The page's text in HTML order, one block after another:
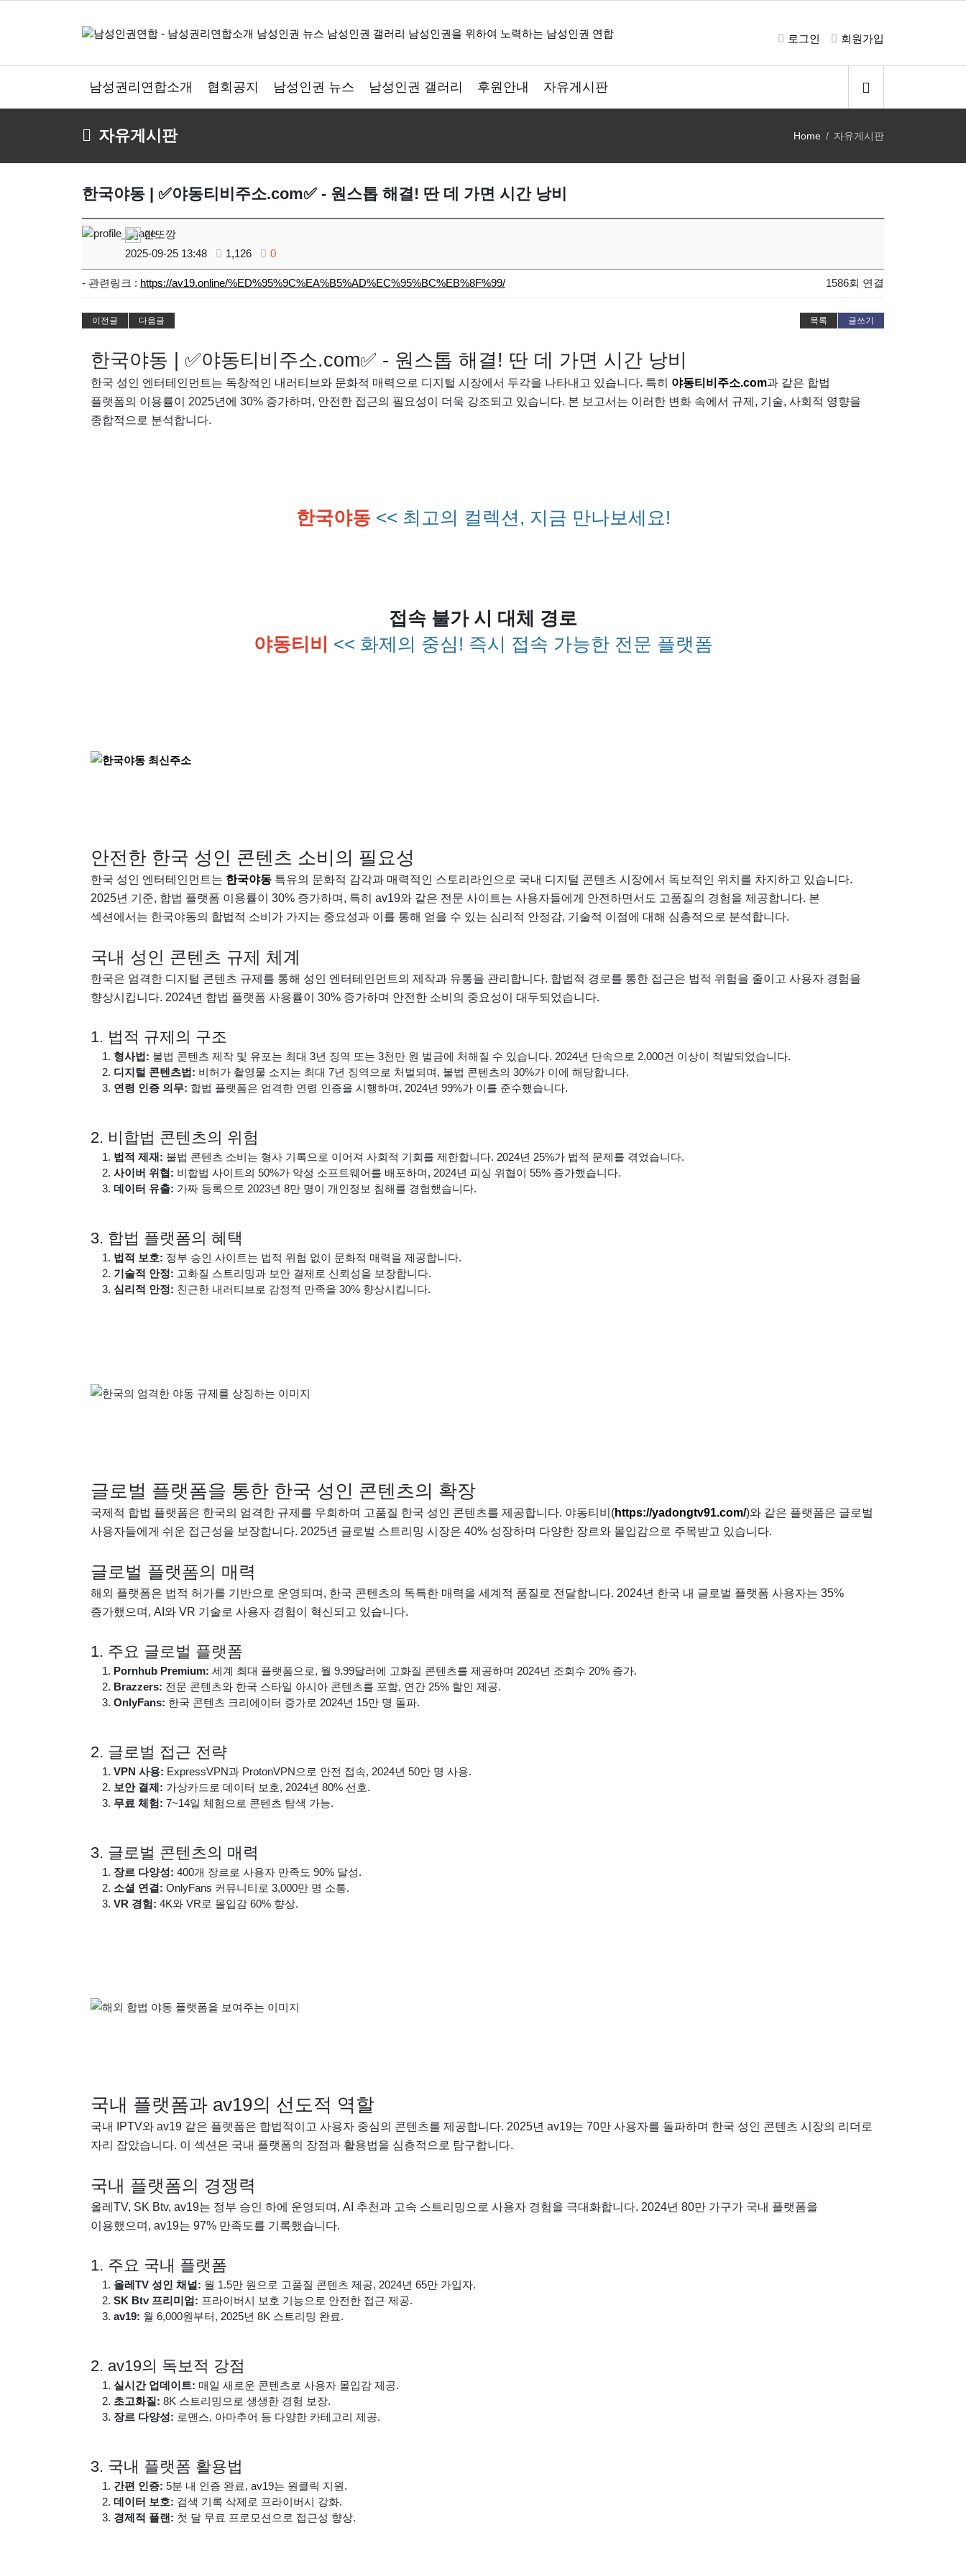
로그인 회원가입
남성권리연합소개 협회공지 남성인권 뉴스 남성인권 갤러리 후원안내 자유게시판
자유게시판 Home 자유게시판
한국야동 | ✅야동티비주소.com✅ - 원스톱 해결! 딴 데 가면 시간 낭비
긴또깡
2025-09-25 13:48
1,126 0
- 관련링크 : https://av19.online/%ED%95%9C%EA%B5%AD%EC%95%BC%EB%8F%99/ 1586회 연결
이전글 다음글 목록 글쓰기
한국야동 | ✅야동티비주소.com✅ - 원스톱 해결! 딴 데 가면 시간 낭비
한국 성인 엔터테인먼트는 독창적인 내러티브와 문화적 매력으로 디지털 시장에서 두각을 나타내고 있습니다. 특히 야동티비주소.com과 같은 합법
플랫폼의 이용률이 2025년에 30% 증가하며, 안전한 접근의 필요성이 더욱 강조되고 있습니다. 본 보고서는 이러한 변화 속에서 규제, 기술, 사회적 영향을
종합적으로 분석합니다.
한국야동 << 최고의 컬렉션, 지금 만나보세요!
접속 불가 시 대체 경로
야동티비 << 화제의 중심! 즉시 접속 가능한 전문 플랫폼
안전한 한국 성인 콘텐츠 소비의 필요성
한국 성인 엔터테인먼트는 한국야동 특유의 문화적 감각과 매력적인 스토리라인으로 국내 디지털 콘텐츠 시장에서 독보적인 위치를 차지하고 있습니다.
2025년 기준, 합법 플랫폼 이용률이 30% 증가하며, 특히 av19와 같은 전문 사이트는 사용자들에게 안전하면서도 고품질의 경험을 제공합니다. 본
섹션에서는 한국야동의 합법적 소비가 가지는 중요성과 이를 통해 얻을 수 있는 심리적 안정감, 기술적 이점에 대해 심층적으로 분석합니다.
국내 성인 콘텐츠 규제 체계
한국은 엄격한 디지털 콘텐츠 규제를 통해 성인 엔터테인먼트의 제작과 유통을 관리합니다. 합법적 경로를 통한 접근은 법적 위험을 줄이고 사용자 경험을
향상시킵니다. 2024년 합법 플랫폼 사용률이 30% 증가하며 안전한 소비의 중요성이 대두되었습니다.
1. 법적 규제의 구조
형사법: 불법 콘텐츠 제작 및 유포는 최대 3년 징역 또는 3천만 원 벌금에 처해질 수 있습니다. 2024년 단속으로 2,000건 이상이 적발되었습니다.
디지털 콘텐츠법: 비허가 촬영물 소지는 최대 7년 징역으로 처벌되며, 불법 콘텐츠의 30%가 이에 해당합니다.
연령 인증 의무: 합법 플랫폼은 엄격한 연령 인증을 시행하며, 2024년 99%가 이를 준수했습니다.
2. 비합법 콘텐츠의 위험
법적 제재: 불법 콘텐츠 소비는 형사 기록으로 이어져 사회적 기회를 제한합니다. 2024년 25%가 법적 문제를 겪었습니다.
사이버 위협: 비합법 사이트의 50%가 악성 소프트웨어를 배포하며, 2024년 피싱 위협이 55% 증가했습니다.
데이터 유출: 가짜 등록으로 2023년 8만 명이 개인정보 침해를 경험했습니다.
3. 합법 플랫폼의 혜택
법적 보호: 정부 승인 사이트는 법적 위험 없이 문화적 매력을 제공합니다.
기술적 안정: 고화질 스트리밍과 보안 결제로 신뢰성을 보장합니다.
심리적 안정: 친근한 내러티브로 감정적 만족을 30% 향상시킵니다.
글로벌 플랫폼을 통한 한국 성인 콘텐츠의 확장
국제적 합법 플랫폼은 한국의 엄격한 규제를 우회하며 고품질 한국 성인 콘텐츠를 제공합니다. 야동티비(https://yadongtv91.com/)와 같은 플랫폼은 글로벌
사용자들에게 쉬운 접근성을 보장합니다. 2025년 글로벌 스트리밍 시장은 40% 성장하며 다양한 장르와 몰입감으로 주목받고 있습니다.
글로벌 플랫폼의 매력
해외 플랫폼은 법적 허가를 기반으로 운영되며, 한국 콘텐츠의 독특한 매력을 세계적 품질로 전달합니다. 2024년 한국 내 글로벌 플랫폼 사용자는 35%
증가했으며, AI와 VR 기술로 사용자 경험이 혁신되고 있습니다.
1. 주요 글로벌 플랫폼
Pornhub Premium: 세계 최대 플랫폼으로, 월 9.99달러에 고화질 콘텐츠를 제공하며 2024년 조회수 20% 증가.
Brazzers: 전문 콘텐츠와 한국 스타일 아시아 콘텐츠를 포함, 연간 25% 할인 제공.
OnlyFans: 한국 콘텐츠 크리에이터 증가로 2024년 15만 명 돌파.
2. 글로벌 접근 전략
VPN 사용: ExpressVPN과 ProtonVPN으로 안전 접속, 2024년 50만 명 사용.
보안 결제: 가상카드로 데이터 보호, 2024년 80% 선호.
무료 체험: 7~14일 체험으로 콘텐츠 탐색 가능.
3. 글로벌 콘텐츠의 매력
장르 다양성: 400개 장르로 사용자 만족도 90% 달성.
소셜 연결: OnlyFans 커뮤니티로 3,000만 명 소통.
VR 경험: 4K와 VR로 몰입감 60% 향상.
국내 플랫폼과 av19의 선도적 역할
국내 IPTV와 av19 같은 플랫폼은 합법적이고 사용자 중심의 콘텐츠를 제공합니다. 2025년 av19는 70만 사용자를 돌파하며 한국 성인 콘텐츠 시장의 리더로
자리 잡았습니다. 이 섹션은 국내 플랫폼의 장점과 활용법을 심층적으로 탐구합니다.
국내 플랫폼의 경쟁력
올레TV, SK Btv, av19는 정부 승인 하에 운영되며, AI 추천과 고속 스트리밍으로 사용자 경험을 극대화합니다. 2024년 80만 가구가 국내 플랫폼을
이용했으며, av19는 97% 만족도를 기록했습니다.
1. 주요 국내 플랫폼
올레TV 성인 채널: 월 1.5만 원으로 고품질 콘텐츠 제공, 2024년 65만 가입자.
SK Btv 프리미엄: 프라이버시 보호 기능으로 안전한 접근 제공.
av19: 월 6,000원부터, 2025년 8K 스트리밍 완료.
2. av19의 독보적 강점
실시간 업데이트: 매일 새로운 콘텐츠로 사용자 몰입감 제공.
초고화질: 8K 스트리밍으로 생생한 경험 보장.
장르 다양성: 로맨스, 아마추어 등 다양한 카테고리 제공.
3. 국내 플랫폼 활용법
간편 인증: 5분 내 인증 완료, av19는 원클릭 지원.
데이터 보호: 검색 기록 삭제로 프라이버시 강화.
경제적 플랜: 첫 달 무료 프로모션으로 접근성 향상.